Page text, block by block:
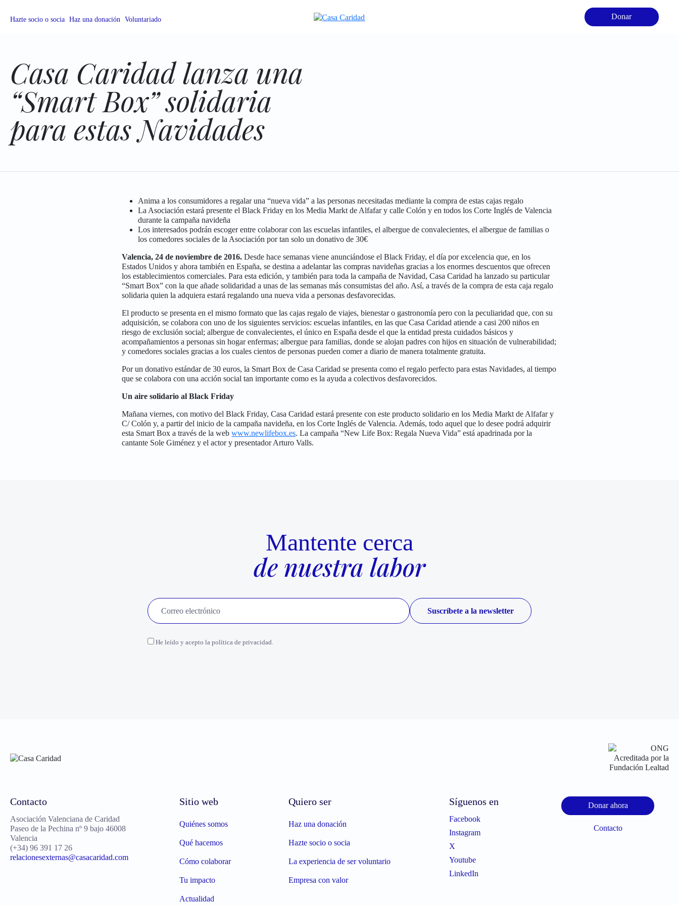
Hazte socio o socia Haz una donación Voluntariado Donar
Casa Caridad lanza una
“Smart Box” solidaria
para estas Navidades
Anima a los consumidores a regalar una “nueva vida” a las personas necesitadas mediante la compra de estas cajas regalo
La Asociación estará presente el Black Friday en los Media Markt de Alfafar y calle Colón y en todos los Corte Inglés de Valencia
durante la campaña navideña
Los interesados podrán escoger entre colaborar con las escuelas infantiles, el albergue de convalecientes, el albergue de familias o
los comedores sociales de la Asociación por tan solo un donativo de 30€
Valencia, 24 de noviembre de 2016.Desde hace semanas viene anunciándose el Black Friday, el día por excelencia que, en los
Estados Unidos y ahora también en España, se destina a adelantar las compras navideñas gracias a los enormes descuentos que ofrecen
los establecimientos comerciales. Para esta edición, y también para toda la campaña de Navidad, Casa Caridad ha lanzado su particular
“Smart Box” con la que añade solidaridad a unas de las semanas más consumistas del año. Así, a través de la compra de esta caja regalo
solidaria quien la adquiera estará regalando una nueva vida a personas desfavorecidas.
El producto se presenta en el mismo formato que las cajas regalo de viajes, bienestar o gastronomía pero con la peculiaridad que, con su
adquisición, se colabora con uno de los siguientes servicios: escuelas infantiles, en las que Casa Caridad atiende a casi 200 niños en
riesgo de exclusión social; albergue de convalecientes, el único en España desde el que la entidad presta cuidados básicos y
acompañamientos a personas sin hogar enfermas; albergue para familias, donde se alojan padres con hijos en situación de vulnerabilidad;
y comedores sociales gracias a los cuales cientos de personas pueden comer a diario de manera totalmente gratuita.
Por un donativo estándar de 30 euros, la Smart Box de Casa Caridad se presenta como el regalo perfecto para estas Navidades, al tiempo
que se colabora con una acción social tan importante como es la ayuda a colectivos desfavorecidos.
Un aire solidario al Black Friday
Mañana viernes, con motivo del Black Friday, Casa Caridad estará presente con este producto solidario en los Media Markt de Alfafar y
C/ Colón y, a partir del inicio de la campaña navideña, en los Corte Inglés de Valencia. Además, todo aquel que lo desee podrá adquirir
esta Smart Box a través de la webwww.newlifebox.es. La campaña “New Life Box: Regala Nueva Vida” está apadrinada por la
cantante Sole Giménez y el actor y presentador Arturo Valls.
Mantente cerca
de nuestra labor
He leído y acepto la política de privacidad.
Contacto
Asociación Valenciana de Caridad
Paseo de la Pechina nº 9 bajo 46008
Valencia
(+34) 96 391 17 26
relacionesexternas@casacaridad.com
Sitio web
Quiénes somos
Qué hacemos
Cómo colaborar
Tu impacto
Actualidad
Quiero ser
Haz una donación
Hazte socio o socia
La experiencia de ser voluntario
Empresa con valor
Síguenos en
Facebook
Instagram
X
Youtube
LinkedIn
Donar ahora
Contacto